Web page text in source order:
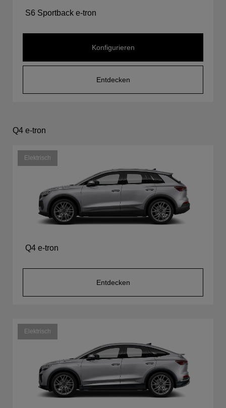
S6 Sportback e-tron
Konfigurieren
Entdecken
Q4 e-tron
Elektrisch
Q4 e-tron
Entdecken
Elektrisch